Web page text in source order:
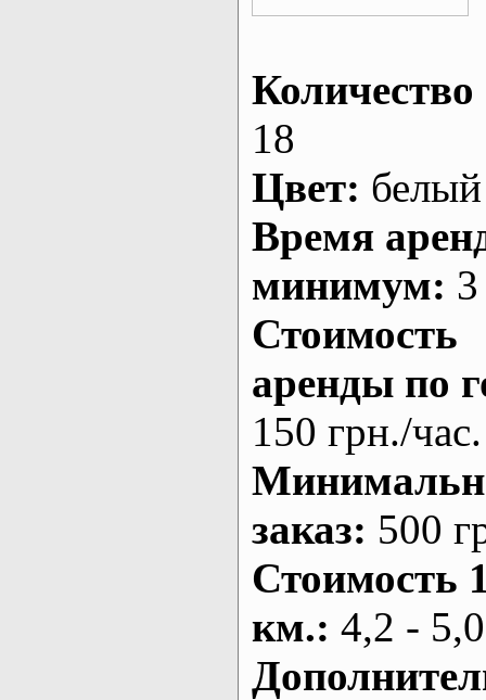
Количество
18
Цвет: белый
Время
минимум:
Стоимость
аренды по
150 грн./час.
заказ: 500
Стоимость
км.: 4,2 -